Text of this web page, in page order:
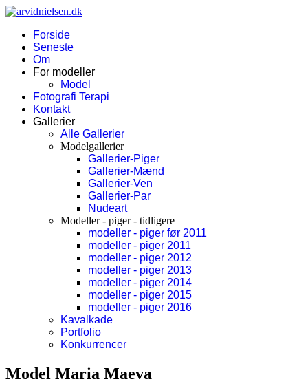
Forside
Seneste
Om
For modeller
Model
Fotografi Terapi
Kontakt
Gallerier
Alle Gallerier
Modelgallerier
Gallerier-Piger
Gallerier-Mænd
Gallerier-Ven
Gallerier-Par
Nudeart
Modeller - piger - tidligere
modeller - piger før 2011
modeller - piger 2011
modeller - piger 2012
modeller - piger 2013
modeller - piger 2014
modeller - piger 2015
modeller - piger 2016
Kavalkade
Portfolio
Konkurrencer
Model Maria Maeva